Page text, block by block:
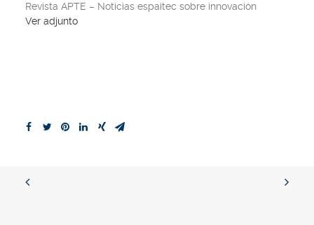
Revista APTE – Noticias espaitec sobre innovación
Ver adjunto